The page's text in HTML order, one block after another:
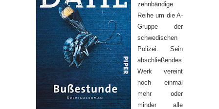
zehnbändige
Reihe um die A-
Gruppe der
schwedischen
Polizei. Sein
abschließendes
Werk vereint
noch einmal
mehr oder
minder alle